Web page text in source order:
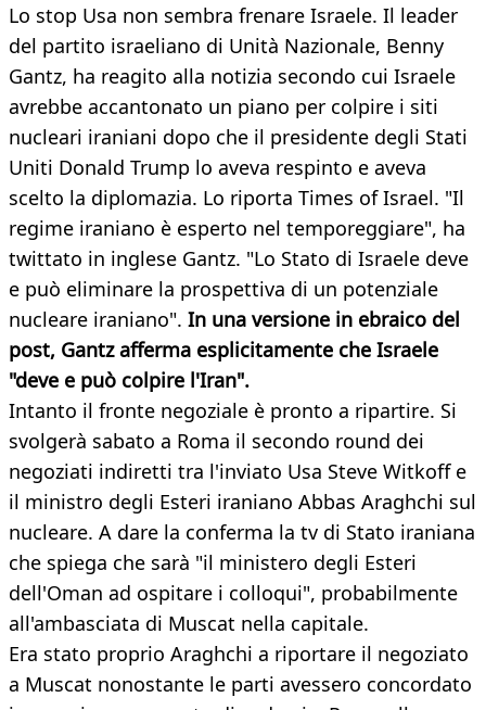
Lo stop Usa non sembra frenare Israele. Il leader
del partito israeliano di Unità Nazionale, Benny
Gantz, ha reagito alla notizia secondo cui Israele
avrebbe accantonato un piano per colpire i siti
nucleari iraniani dopo che il presidente degli Stati
Uniti Donald Trump lo aveva respinto e aveva
scelto la diplomazia. Lo riporta Times of Israel. "Il
regime iraniano è esperto nel temporeggiare", ha
twittato in inglese Gantz. "Lo Stato di Israele deve
e può eliminare la prospettiva di un potenziale
nucleare iraniano". In una versione in ebraico del
post, Gantz afferma esplicitamente che Israele
"deve e può colpire l'Iran".
Intanto il fronte negoziale è pronto a ripartire. Si
svolgerà sabato a Roma il secondo round dei
negoziati indiretti tra l'inviato Usa Steve Witkoff e
il ministro degli Esteri iraniano Abbas Araghchi sul
nucleare. A dare la conferma la tv di Stato iraniana
che spiega che sarà "il ministero degli Esteri
dell'Oman ad ospitare i colloqui", probabilmente
all'ambasciata di Muscat nella capitale.
Era stato proprio Araghchi a riportare il negoziato
a Muscat nonostante le parti avessero concordato